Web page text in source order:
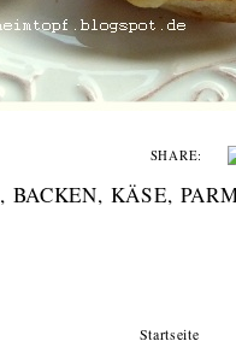
SHARE:
, BACKEN, KÄSE,
Startseite